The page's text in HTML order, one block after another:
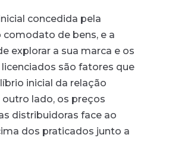
concedida pela
comodato de bens, e a
explorar a sua marca e os
são fatores que
inicial da relação
lado, os preços
distribuidoras face ao
dos praticados junto a